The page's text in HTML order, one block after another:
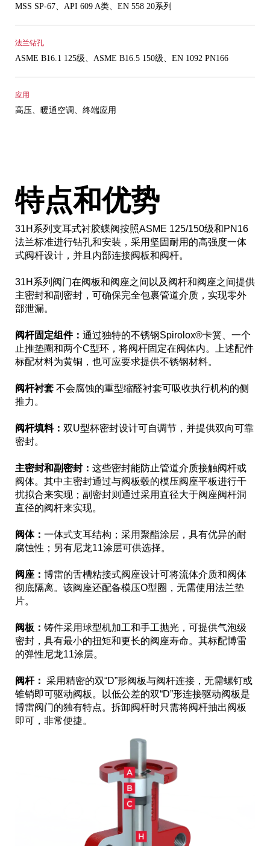
MSS SP-67、API 609 A类、EN 558 20系列
法兰钻孔
ASME B16.1 125级、ASME B16.5 150级、EN 1092 PN166
应用
高压、暖通空调、终端应用
特点和优势
31H系列支耳式衬胶蝶阀按照ASME 125/150级和PN16
法兰标准进行钻孔和安装，采用坚固耐用的高强度一体
式阀杆设计，并且内部连接阀板和阀杆。
31H系列阀门在阀板和阀座之间以及阀杆和阀座之间提供
主密封和副密封，可确保完全包裹管道介质，实现零外
部泄漏。
阀杆固定组件： 通过独特的不锈钢Spirolox®卡簧、一个
止推垫圈和两个C型环，将阀杆固定在阀体内。上述配件
标配材料为黄铜，也可应要求提供不锈钢材料。
阀杆衬套 不会腐蚀的重型缩醛衬套可吸收执行机构的侧
推力。
阀杆填料： 双U型杯密封设计可自调节，并提供双向可靠
密封。
主密封和副密封： 这些密封能防止管道介质接触阀杆或
阀体。其中主密封通过与阀板毂的模压阀座平板进行干
扰拟合来实现；副密封则通过采用直径大于阀座阀杆洞
直径的阀杆来实现。
阀体： 一体式支耳结构；采用聚酯涂层，具有优异的耐
腐蚀性；另有尼龙11涂层可供选择。
阀座： 博雷的舌槽粘接式阀座设计可将流体介质和阀体
彻底隔离。该阀座还配备模压O型圈，无需使用法兰垫
片。
阀板： 铸件采用球型机加工和手工抛光，可提供气泡级
密封，具有最小的扭矩和更长的阀座寿命。其标配博雷
的弹性尼龙11涂层。
阀杆： 采用精密的双“D”形阀板与阀杆连接，无需螺钉或
锥销即可驱动阀板。以低公差的双“D”形连接驱动阀板是
博雷阀门的独有特点。拆卸阀杆时只需将阀杆抽出阀板
即可，非常便捷。